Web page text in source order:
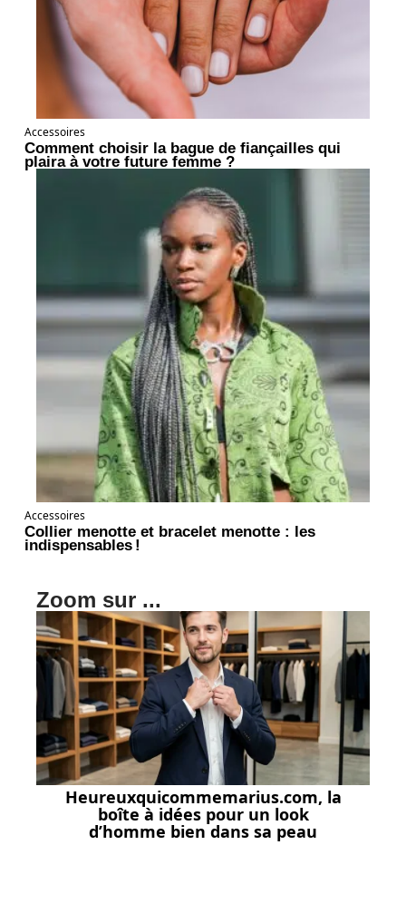
Accessoires
Comment choisir la bague de fiançailles qui
plaira à votre future femme ?
Accessoires
Collier menotte et bracelet menotte : les
indispensables !
Zoom sur ...
Heureuxquicommemarius.com, la
boîte à idées pour un look
d’homme bien dans sa peau